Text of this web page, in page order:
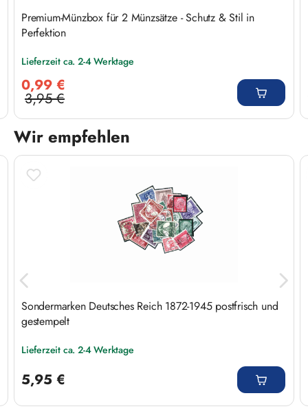
Premium-Münzbox für 2 Münzsätze - Schutz & Stil in
Perfektion
Lieferzeit ca. 2-4 Werktage
0,99 €
Regulärer Preis:
3,95 €
Wir empfehlen
Produktgalerie überspringen
Sondermarken Deutsches Reich 1872-1945 postfrisch und
gestempelt
Lieferzeit ca. 2-4 Werktage
5,95 €